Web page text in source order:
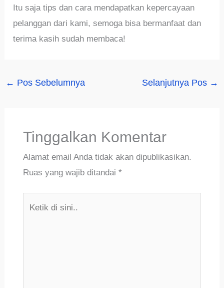
Itu saja tips dan cara mendapatkan kepercayaan
pelanggan dari kami, semoga bisa bermanfaat dan
terima kasih sudah membaca!
← Pos Sebelumnya Selanjutnya Pos →
Tinggalkan Komentar
Alamat email Anda tidak akan dipublikasikan.
Ruas yang wajib ditandai *